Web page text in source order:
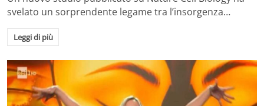
svelato un sorprendente legame tra l’insorgenza…
Leggi di più